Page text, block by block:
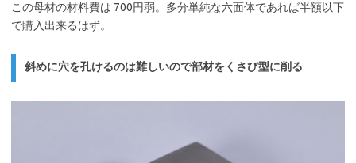
この母材の材料費は 700円弱。多分単純な六面体であれば半額以下
で購入出来るはず。
斜めに穴を孔けるのは難しいので部材をくさび型に削る